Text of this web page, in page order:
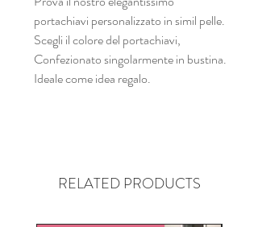
portachiavi personalizzato in simil pelle.
Scegli il colore del portachiavi,
Confezionato singolarmente in bustina.
Ideale come idea regalo.
RELATED PRODUCTS